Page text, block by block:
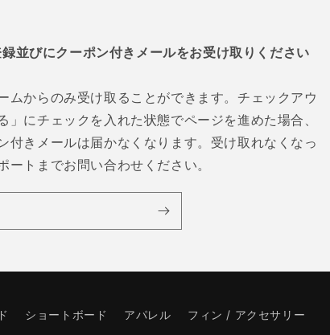
並びにクーポン付きメールをお受け取りください
ムからのみ受け取ることができます。チェックアウ
」にチェックを入れた状態でページを進めた場合、
付きメールは届かなくなります。受け取れなくなっ
ートまでお問い合わせください。
ショートボード アパレル フィン / アクセサリー